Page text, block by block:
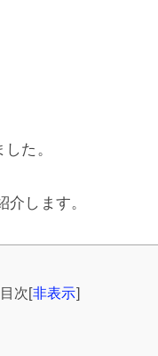
た。
介します。
目次[非表示]